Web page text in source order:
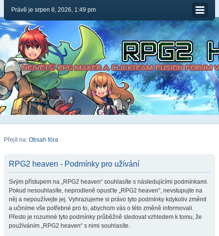
Právě je srpen 8, 2026, 1:49 pm
Přejít na: Obsah fóra
RPG2 heaven - Podmínky pro užívání
Svým přístupem na „RPG2 heaven“ souhlasíte s následujícími podmínkami.
Pokud nesouhlasíte, neprodleně opusťte „RPG2 heaven“, nevstupujte na
něj a nepoužívejte jej. Vyhrazujeme si právo tyto podmínky kdykoliv změnit
a učiníme vše potřebné pro to, abychom vás o této změně informovali.
Přesto je rozumné tyto podmínky průběžně sledovat vzhledem k tomu, že
používáním „RPG2 heaven“ s nimi souhlasíte.